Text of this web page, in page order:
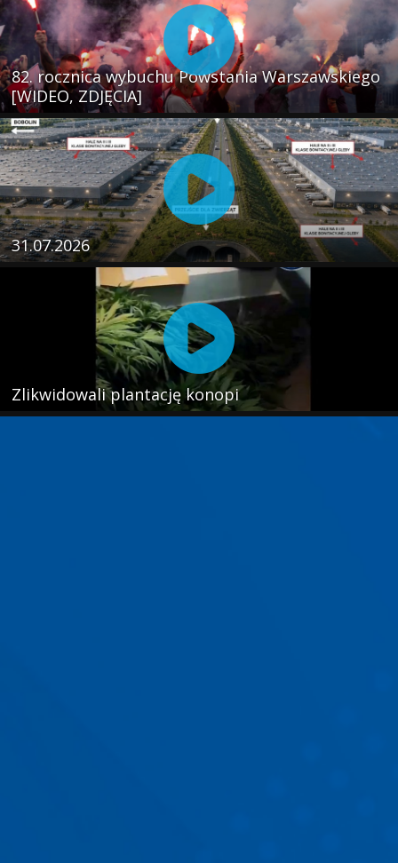
82. rocznica wybuchu Powstania Warszawskiego
[WIDEO, ZDJĘCIA]
31.07.2026
Zlikwidowali plantację konopi